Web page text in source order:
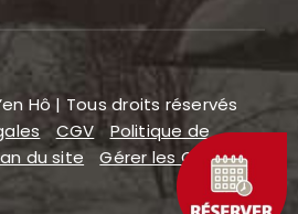
Hô | Tous droits réservés
CGV
Politique de
du site Gérer les COOKIES